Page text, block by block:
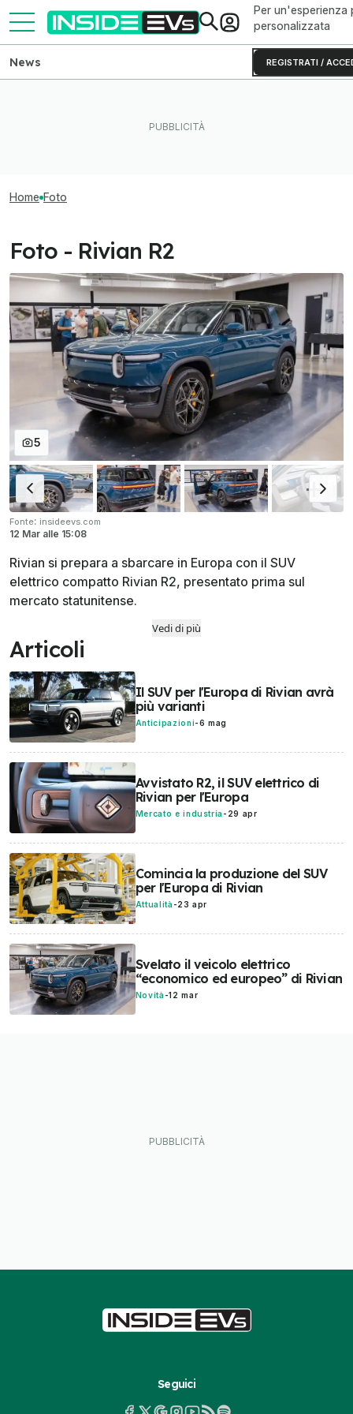
Per un'esperienza
personalizzata
REGISTRATI /
News
Home Foto
Foto - Rivian R2
5
Fonte: insideevs.com
12 Mar alle 15:08
Rivian si prepara a sbarcare in Europa con il SUV
elettrico compatto Rivian R2, presentato prima sul
mercato statunitense.
Vedi di più
Articoli
Il SUV per l'Europa di Rivian avrà
più varianti
Anticipazioni-6 mag
Avvistato R2, il SUV elettrico di
Rivian per l'Europa
Mercato e industria - 29 apr
Comincia la produzione del SUV
per l'Europa di Rivian
Attualità -23 apr
Svelato il veicolo elettrico
“economico ed europeo” di Rivian
Novità -12 mar
Seguici